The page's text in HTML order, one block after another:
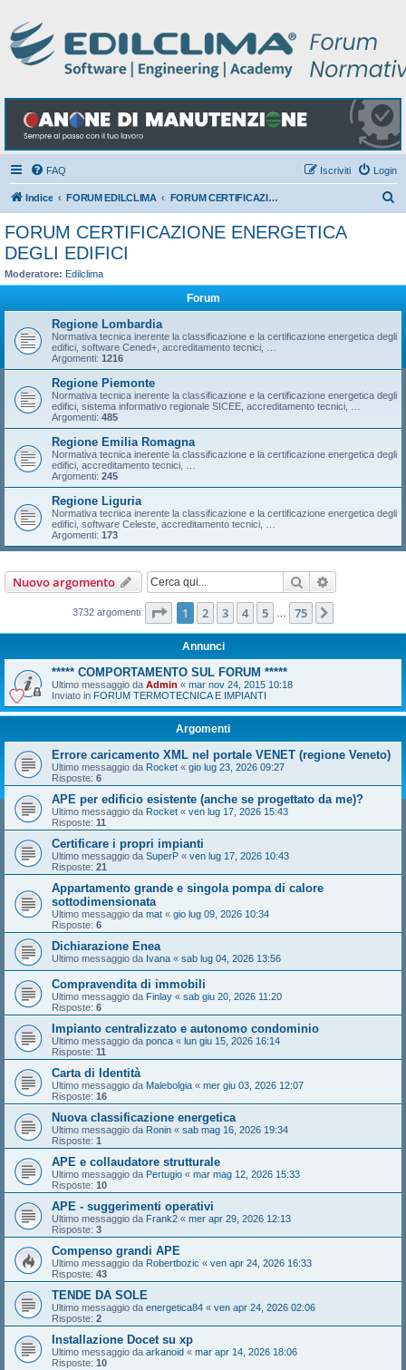
FAQ Login
Iscriviti
Indice FORUM EDILCLIMA FORUM CERTIFICAZIONE ENERGETICA DEGLI EDIFICI
a
FORUM CERTIFICAZIONE ENERGETICA
DEGLI EDIFICI
Moderatore: Edilclima
Forum
Regione Lombardia
Normativa tecnica inerente la classificazione e la certificazione energetica degli
edifici, software Cened+, accreditamento tecnici, …
Argomenti: 1216
Regione Piemonte
Normativa tecnica inerente la classificazione e la certificazione energetica degli
edifici, sistema informativo regionale SICEE, accreditamento tecnici, …
Argomenti: 485
Regione Emilia Romagna
Normativa tecnica inerente la classificazione e la certificazione energetica degli
edifici, accreditamento tecnici, …
Argomenti: 245
Regione Liguria
Normativa tecnica inerente la classificazione e la certificazione energetica degli
edifici, software Celeste, accreditamento tecnici, …
Argomenti: 173
Nuovo argomento Cerca
3732 argomenti Pagina di 75
1 2 3 4 5 75
Annunci
***** COMPORTAMENTO SUL FORUM *****
Ultimo messaggio da Admin « mar nov 24, 2015 10:18
Inviato in FORUM TERMOTECNICA E IMPIANTI
Argomenti
Errore caricamento XML nel portale VENET (regione Veneto)
Ultimo messaggio da Rocket « gio lug 23, 2026 09:27
Risposte: 6
APE per edificio esistente (anche se progettato da me)?
Ultimo messaggio da Rocket « ven lug 17, 2026 15:43
Risposte: 11
Certificare i propri impianti
Ultimo messaggio da SuperP « ven lug 17, 2026 10:43
Risposte: 21
Appartamento grande e singola pompa di calore
sottodimensionata
Ultimo messaggio da mat « gio lug 09, 2026 10:34
Risposte: 6
Dichiarazione Enea
Ultimo messaggio da Ivana « sab lug 04, 2026 13:56
Compravendita di immobili
Ultimo messaggio da Finlay « sab giu 20, 2026 11:20
Risposte: 6
Impianto centralizzato e autonomo condominio
Ultimo messaggio da ponca « lun giu 15, 2026 16:14
Risposte: 11
Carta di Identità
Ultimo messaggio da Malebolgia « mer giu 03, 2026 12:07
Risposte: 16
Nuova classificazione energetica
Ultimo messaggio da Ronin « sab mag 16, 2026 19:34
Risposte: 1
APE e collaudatore strutturale
Ultimo messaggio da Pertugio « mar mag 12, 2026 15:33
Risposte: 10
APE - suggerimenti operativi
Ultimo messaggio da Frank2 « mer apr 29, 2026 12:13
Risposte: 3
Compenso grandi APE
Ultimo messaggio da Robertbozic « ven apr 24, 2026 16:33
Risposte: 43
TENDE DA SOLE
Ultimo messaggio da energetica84 « ven apr 24, 2026 02:06
Risposte: 2
Installazione Docet su xp
Ultimo messaggio da arkanoid « mar apr 14, 2026 18:06
Risposte: 10